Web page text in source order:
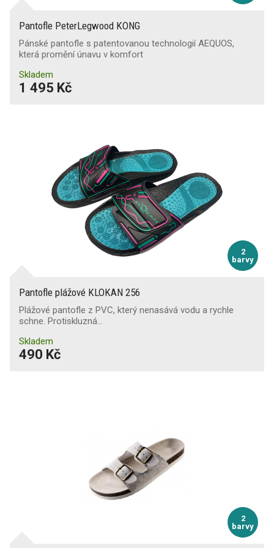
Průnik vody
Ochrana proti nárazům nártu
Svršek odolný proti proříznutí
Odolnost proti chladu
Odolnost proti teplu
Odolnost proti kontaktnímu teplu
Odolnost špičky proti odírání
Udržení na žebříku
Ochrana při svařování
Pantofle PeterLegwood KONG
Pánské pantofle s patentovanou technologií AEQUOS,
která promění únavu v komfort
Skladem
1 495 Kč
2
barvy
Pantofle plážové KLOKAN 256
Plážové pantofle z PVC, který nenasává vodu a rychle
schne. Protiskluzná…
Skladem
490 Kč
2
barvy